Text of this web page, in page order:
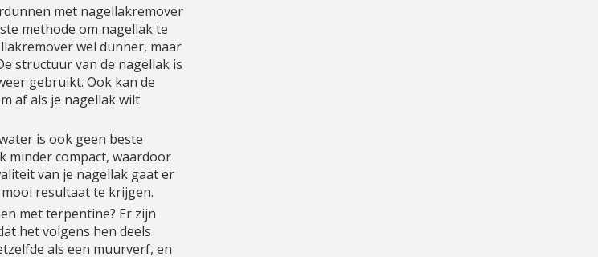
met nagellakremover
methode om nagellak te
wel dunner, maar
structuur van de nagellak is
gebruikt. Ook kan de
af als je nagellak wilt
is ook geen beste
minder compact, waardoor
van je nagellak gaat er
resultaat te krijgen.
met terpentine? Er zijn
het volgens hen deels
als een muurverf, en